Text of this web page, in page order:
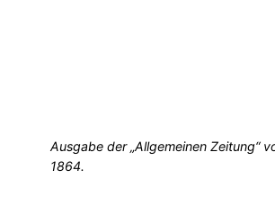
Ausgabe der „Allgemeinen Zeitung“
1864.